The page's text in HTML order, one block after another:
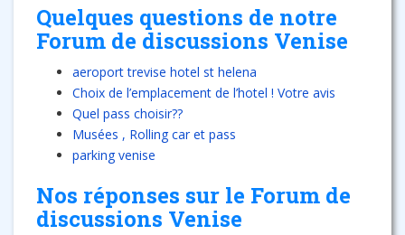
Quelques questions de notre
Forum de discussions Venise
aeroport trevise hotel st helena
Choix de l’emplacement de l’hotel ! Votre avis
Quel pass choisir??
Musées , Rolling car et pass
parking venise
Nos réponses sur le Forum de
discussions Venise